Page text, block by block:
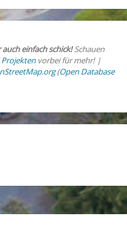
einfach schick!Schauen
Projektenvorbei für mehr! |
(Open Database